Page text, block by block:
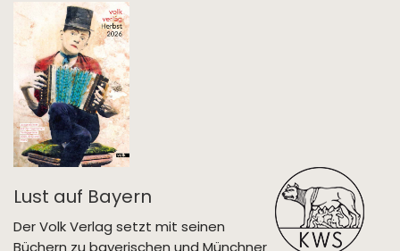
Lust auf Bayern
Der Volk Verlag setzt mit seinen
Büchern zu bayerischen und Münchner